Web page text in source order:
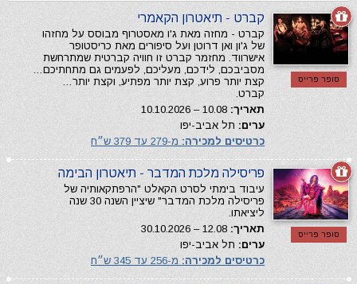
סופר פרייס
קברט - תיאטרון הקאמרי
קברט - מחזה מאת ג'ו מאסטרוף מבוסס על מחזהו
של ג'ון ואן דרוטן ועל סיפורים מאת כריסטופר
אישרווד. מחזמר קברט זו חוויה קברטית שמתרחשת
מסביבכם, לידכם, מעליכם, לפעמים גם מתחתיכם…
קצת יותר פרוע, קצת יותר מפתיע, וקצת יותר…
קברט.
תאריך:
ערים: תל אביב-יפו
כרטיסים למכירה: מ-279 עד 379 ש״ח
סופר פרייס
פריסילה מלכת המדבר - תיאטרון הבימה
עיבוד בימתי לסרט הקאלט "הרפתקאותיה של
פריסילה מלכת המדבר" שיציין השנה 30 שנה
ליציאתו.
תאריך:
ערים: תל אביב-יפו
כרטיסים למכירה: מ-256 עד 345 ש״ח